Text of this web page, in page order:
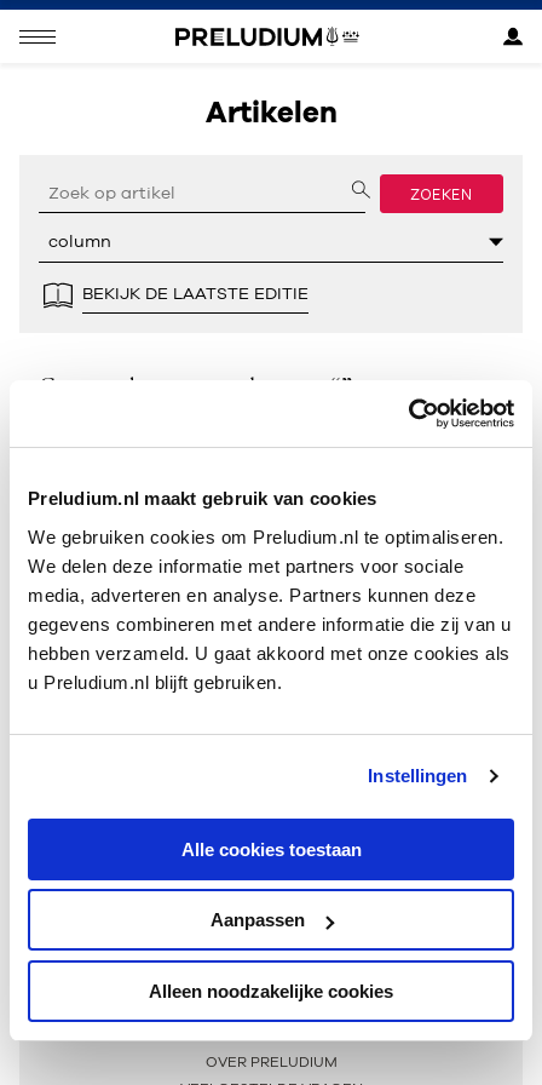
Preludium.nl maakt gebruik van cookies
We gebruiken cookies om Preludium.nl te optimaliseren.
We delen deze informatie met partners voor sociale
media, adverteren en analyse. Partners kunnen deze
gegevens combineren met andere informatie die zij van u
hebben verzameld. U gaat akkoord met onze cookies als
u Preludium.nl blijft gebruiken.
Instellingen
Alle cookies toestaan
Aanpassen
Alleen noodzakelijke cookies
Artikelen
ZOEKEN
BEKIJK DE LAATSTE EDITIE
Geen resultaten gevonden voor “”.
Meer informatie
OVER PRELUDIUM